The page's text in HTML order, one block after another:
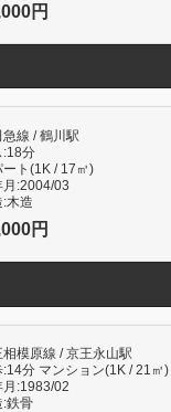
円
contents
急線 / 鶴川駅
:18分
ート(1K / 17㎥)
月:2004/03
木造
円
contents
相模原線 / 京王永山駅
:14分 マンション(1K / 21㎥)
月:1983/02
:鉄骨